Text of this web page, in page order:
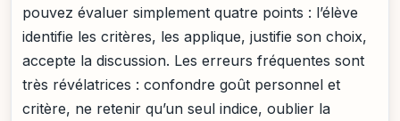
pouvez évaluer simplement quatre points : l’élève
identifie les critères, les applique, justifie son choix,
accepte la discussion. Les erreurs fréquentes sont
très révélatrices : confondre goût personnel et
critère, ne retenir qu’un seul indice, oublier la